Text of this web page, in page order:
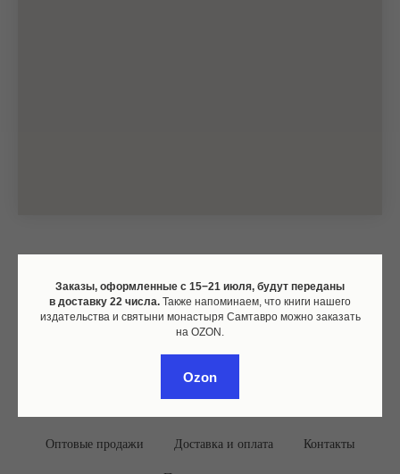
Заказы, оформленные c 15−21 июля, будут переданы
в доставку 22 числа. Также напоминаем, что книги нашего
издательства и святыни монастыря Самтавро можно заказать
на OZON.
Ozon
Оптовые продажи Доставка и оплата Контакты